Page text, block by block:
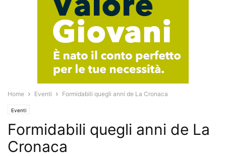
Home Eventi Formidabili quegli anni de La Cronaca
Eventi
Formidabili quegli anni de La
Cronaca